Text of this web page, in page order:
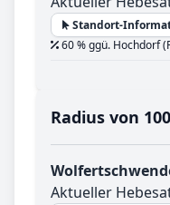
Standort-
60 % ggü. Hochdorf
Radius von
Aktueller